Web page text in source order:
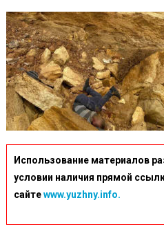
Использование материалов
условии наличия прямой
сайтеwww.yuzhny.info.